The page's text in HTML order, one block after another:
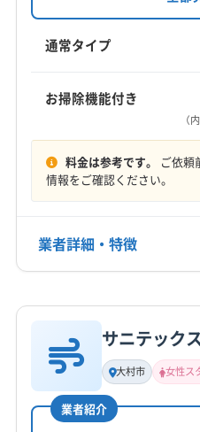
ーニング。損害保険加
安心です。営業時間外
能です。
通常タイプ
お掃除機能付き
（
料金は参考です。 ご依頼
情報をご確認ください。
業者詳細・特徴
基本情報
代表者名
野口義孝
所在地
サニテック
大村市 女性ス
業者紹介